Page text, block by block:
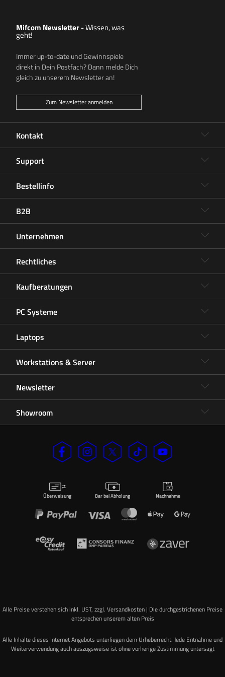
Kontakt
Support
Bestellinfo
B2B
Unternehmen
Rechtliches
Kaufberatungen
PC Systeme
Laptops
Workstations & Server
Newsletter
Showroom
Mifcom Newsletter-Wissen, was
geht!
Immer up-to-date und Gewinnspiele
direkt in Dein Postfach? Dann melde Dich
gleich zu unserem Newsletter an!
Zum Newsletter anmelden
Überweisung Bar bei Abholung Nachnahme
Alle Preise verstehen sich inkl. UST, zzgl. Versandkosten | Die durchgestrichenen Preise
entsprechen unserem alten Preis
Alle Inhalte dieses Internet Angebots unterliegen dem Urheberrecht. Jede Entnahme und
Weiterverwendung auch auszugsweise ist ohne vorherige Zustimmung untersagt